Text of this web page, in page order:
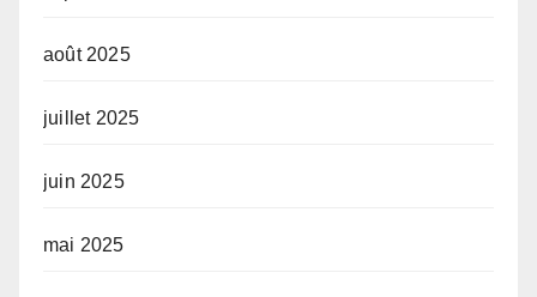
août 2025
juillet 2025
juin 2025
mai 2025